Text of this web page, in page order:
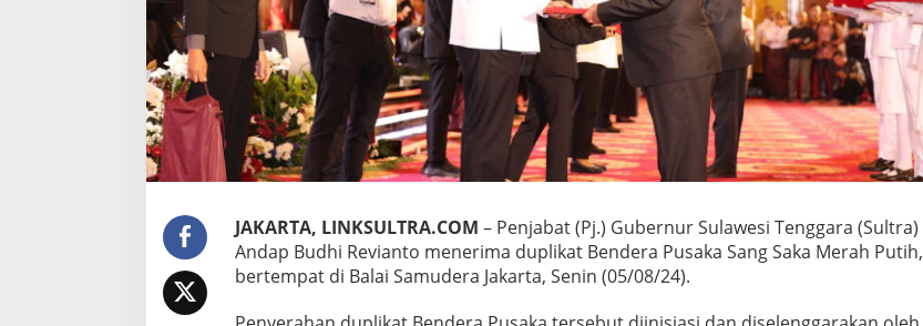
j
G
u
b
e
u
S
u
l
t
a
JAKARTA, LINKSULTRA.COM – Penjabat (Pj.) Gubernur Sulawesi Tenggara (Sultra)
Andap Budhi Revianto menerima duplikat Bendera Pusaka Sang Saka Merah Putih,
bertempat di Balai Samudera Jakarta, Senin (05/08/24).